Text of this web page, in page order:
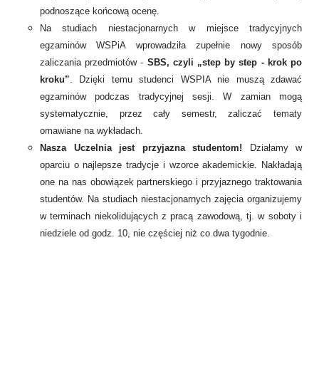
podnoszące końcową ocenę.
Na studiach niestacjonarnych w miejsce tradycyjnych
egzaminów WSPiA wprowadziła zupełnie nowy sposób
zaliczania przedmiotów - SBS, czyli „step by step - krok po
kroku”. Dzięki temu studenci WSPIA nie muszą zdawać
egzaminów podczas tradycyjnej sesji. W zamian mogą
systematycznie, przez cały semestr, zaliczać tematy
omawiane na wykładach.
Nasza Uczelnia jest przyjazna studentom! Działamy w
oparciu o najlepsze tradycje i wzorce akademickie. Nakładają
one na nas obowiązek partnerskiego i przyjaznego traktowania
studentów. Na studiach niestacjonarnych zajęcia organizujemy
w terminach niekolidujących z pracą zawodową, tj. w soboty i
niedziele od godz. 10, nie częściej niż co dwa tygodnie.